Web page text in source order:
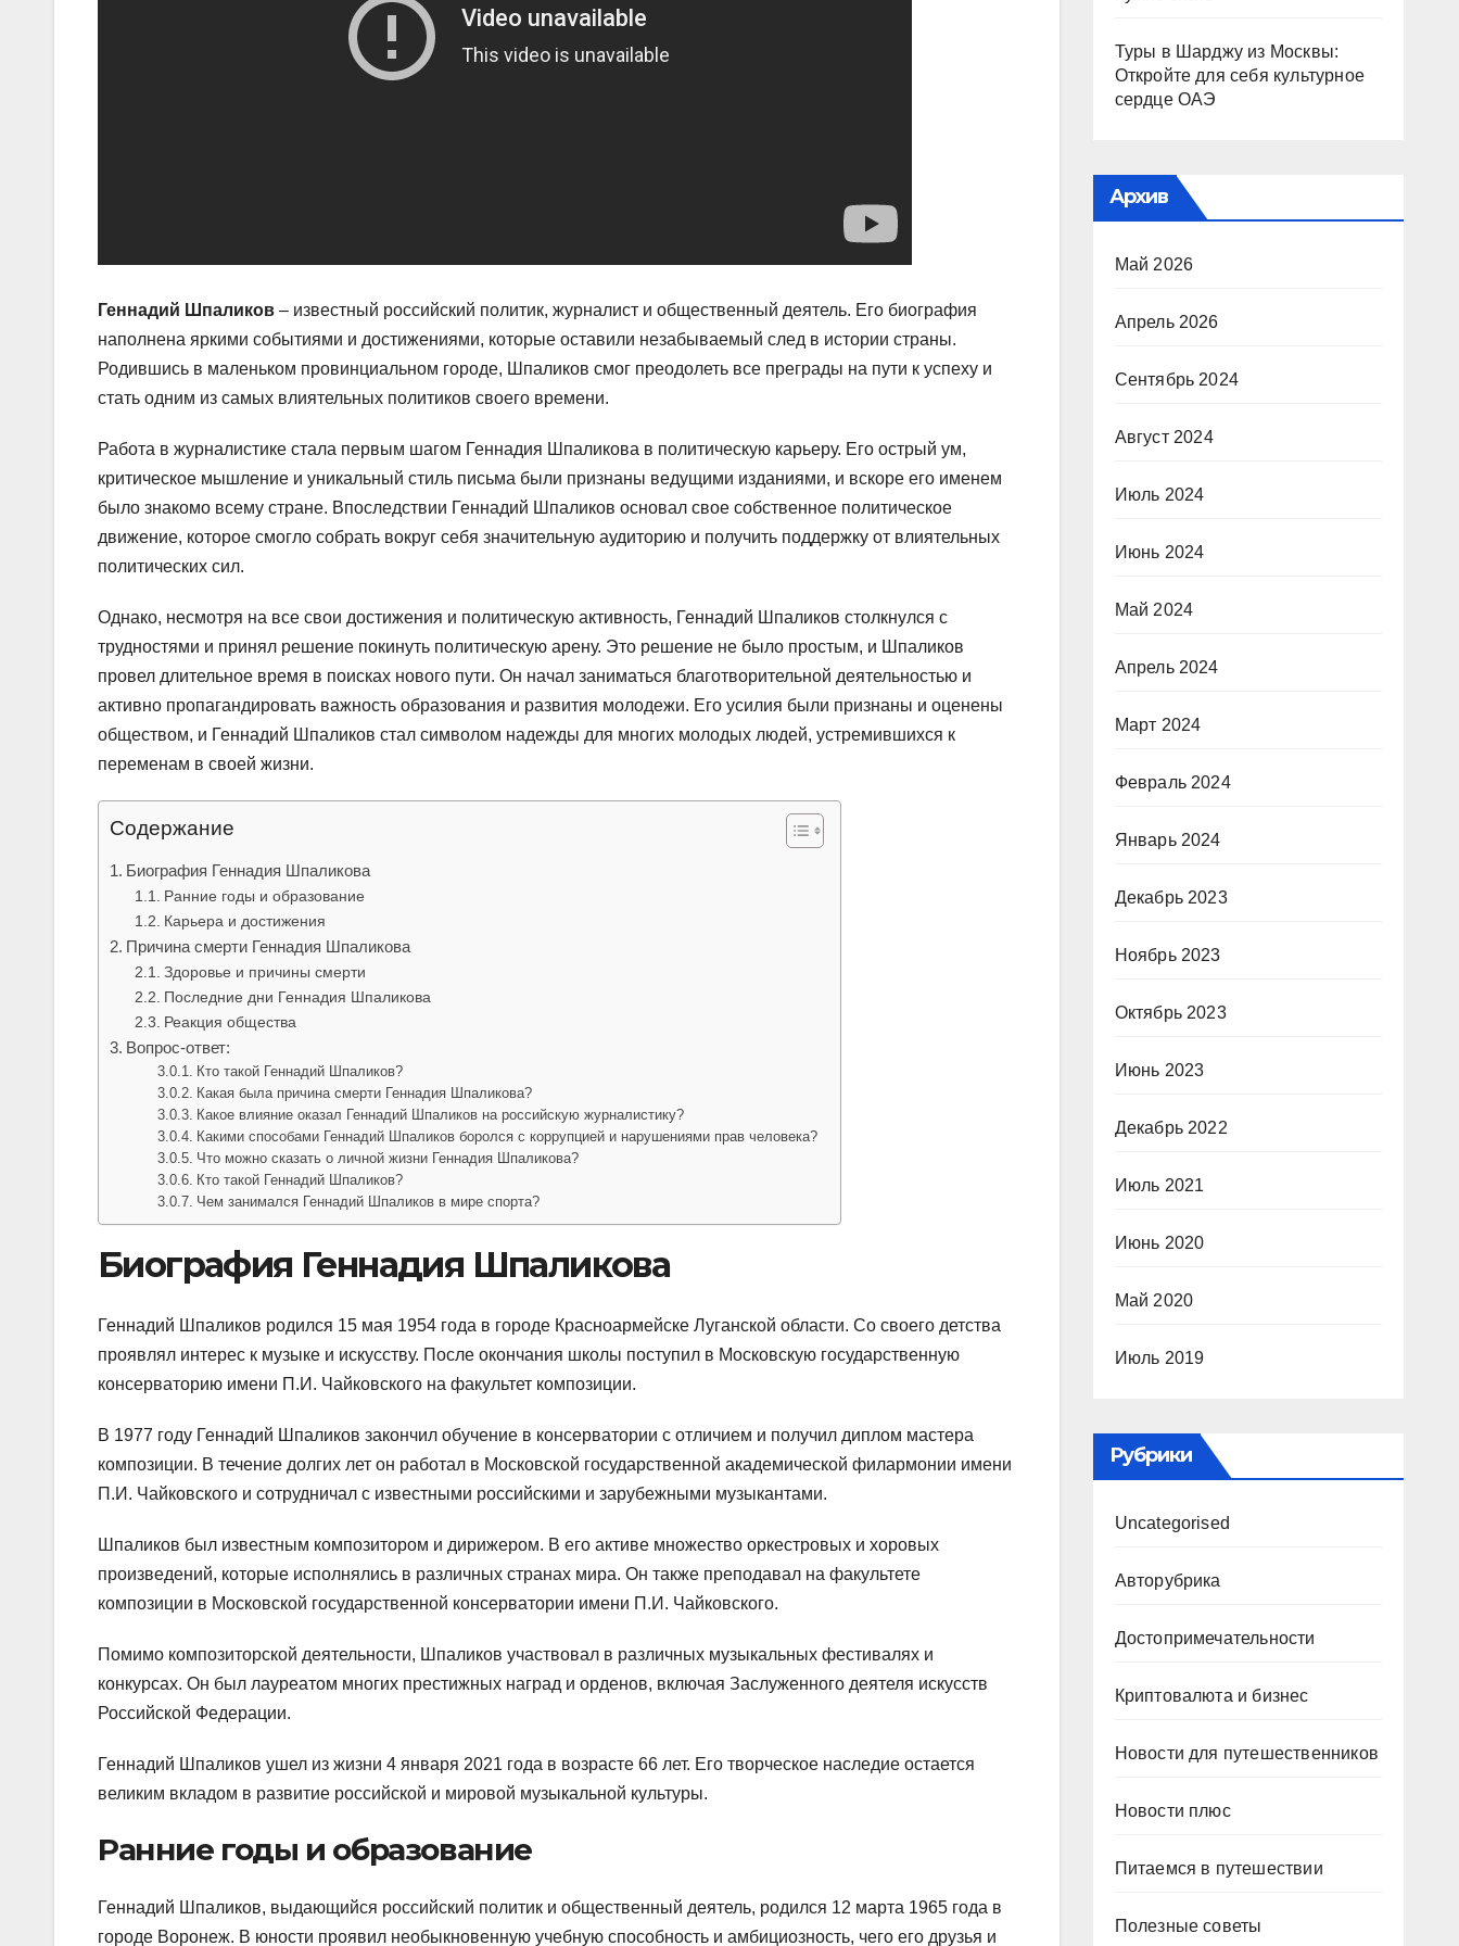
Геннадий Шпаликов – известный российский политик, журналист и общественный деятель. Его биография
наполнена яркими событиями и достижениями, которые оставили незабываемый след в истории страны.
Родившись в маленьком провинциальном городе, Шпаликов смог преодолеть все преграды на пути к успеху и
стать одним из самых влиятельных политиков своего времени.
Работа в журналистике стала первым шагом Геннадия Шпаликова в политическую карьеру. Его острый ум,
критическое мышление и уникальный стиль письма были признаны ведущими изданиями, и вскоре его именем
было знакомо всему стране. Впоследствии Геннадий Шпаликов основал свое собственное политическое
движение, которое смогло собрать вокруг себя значительную аудиторию и получить поддержку от влиятельных
политических сил.
Однако, несмотря на все свои достижения и политическую активность, Геннадий Шпаликов столкнулся с
трудностями и принял решение покинуть политическую арену. Это решение не было простым, и Шпаликов
провел длительное время в поисках нового пути. Он начал заниматься благотворительной деятельностью и
активно пропагандировать важность образования и развития молодежи. Его усилия были признаны и оценены
обществом, и Геннадий Шпаликов стал символом надежды для многих молодых людей, устремившихся к
переменам в своей жизни.
Содержание
Биография Геннадия Шпаликова
Ранние годы и образование
Карьера и достижения
Причина смерти Геннадия Шпаликова
Здоровье и причины смерти
Последние дни Геннадия Шпаликова
Реакция общества
Вопрос-ответ:
Кто такой Геннадий Шпаликов?
Какая была причина смерти Геннадия Шпаликова?
Какое влияние оказал Геннадий Шпаликов на российскую журналистику?
Какими способами Геннадий Шпаликов боролся с коррупцией и нарушениями прав человека?
Что можно сказать о личной жизни Геннадия Шпаликова?
Кто такой Геннадий Шпаликов?
Чем занимался Геннадий Шпаликов в мире спорта?
Биография Геннадия Шпаликова
Геннадий Шпаликов родился 15 мая 1954 года в городе Красноармейске Луганской области. Со своего детства
проявлял интерес к музыке и искусству. После окончания школы поступил в Московскую государственную
консерваторию имени П.И. Чайковского на факультет композиции.
В 1977 году Геннадий Шпаликов закончил обучение в консерватории с отличием и получил диплом мастера
композиции. В течение долгих лет он работал в Московской государственной академической филармонии имени
П.И. Чайковского и сотрудничал с известными российскими и зарубежными музыкантами.
Шпаликов был известным композитором и дирижером. В его активе множество оркестровых и хоровых
произведений, которые исполнялись в различных странах мира. Он также преподавал на факультете
композиции в Московской государственной консерватории имени П.И. Чайковского.
Помимо композиторской деятельности, Шпаликов участвовал в различных музыкальных фестивалях и
конкурсах. Он был лауреатом многих престижных наград и орденов, включая Заслуженного деятеля искусств
Российской Федерации.
Геннадий Шпаликов ушел из жизни 4 января 2021 года в возрасте 66 лет. Его творческое наследие остается
великим вкладом в развитие российской и мировой музыкальной культуры.
Ранние годы и образование
Геннадий Шпаликов, выдающийся российский политик и общественный деятель, родился 12 марта 1965 года в
городе Воронеж. В юности проявил необыкновенную учебную способность и амбициозность, чего его друзья и
Туры в Шарджу из Москвы:
Откройте для себя культурное
сердце ОАЭ
Архив
Май 2026
Апрель 2026
Сентябрь 2024
Август 2024
Июль 2024
Июнь 2024
Май 2024
Апрель 2024
Март 2024
Февраль 2024
Январь 2024
Декабрь 2023
Ноябрь 2023
Октябрь 2023
Июнь 2023
Декабрь 2022
Июль 2021
Июнь 2020
Май 2020
Июль 2019
Рубрики
Uncategorised
Авторубрика
Достопримечательности
Криптовалюта и бизнес
Новости для путешественников
Новости плюс
Питаемся в путешествии
Полезные советы